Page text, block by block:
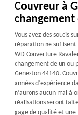
Couvreur à
Vous avez des soucis
réparation ne
WD Couverture
changement de un ou
Geneston 44140.
années d’expérience
n’aurons aucun mal à
réalisations seront
gage de qualité et une